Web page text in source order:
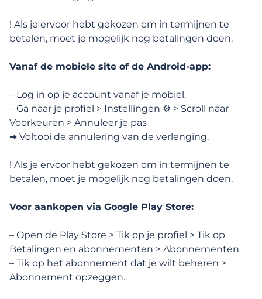
Memberships
Kan ik mijn aankoop annuleren en een
terugbetaling ontvangen?
Ik wil mijn membership stopzetten. Hoe
kan ik dat doen?
Toegankelijkheid
! Als je ervoor hebt gekozen om in termijnen te
betalen, moet je mogelijk nog betalingen doen.
Vanaf de mobiele site of de Android-app:
– Log in op je account vanaf je mobiel.
– Ga naar je profiel > Instellingen ⚙️ > Scroll naar
Voorkeuren > Annuleer je pas
➔ Voltooi de annulering van de verlenging.
! Als je ervoor hebt gekozen om in termijnen te
betalen, moet je mogelijk nog betalingen doen.
Voor aankopen via Google Play Store:
– Open de Play Store > Tik op je profiel > Tik op
Betalingen en abonnementen > Abonnementen
– Tik op het abonnement dat je wilt beheren >
Abonnement opzeggen.